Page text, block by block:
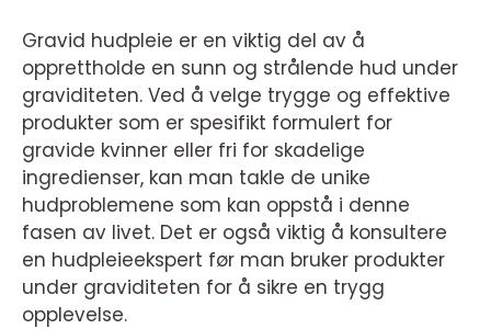
Gravid hudpleie er en viktig del av å
opprettholde en sunn og strålende hud under
graviditeten. Ved å velge trygge og effektive
produkter som er spesifikt formulert for
gravide kvinner eller fri for skadelige
ingredienser, kan man takle de unike
hudproblemene som kan oppstå i denne
fasen av livet. Det er også viktig å konsultere
en hudpleieekspert før man bruker produkter
under graviditeten for å sikre en trygg
opplevelse.